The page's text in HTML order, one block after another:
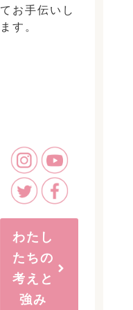
てお手伝いし
ます。
わたし
たちの
考えと
強み